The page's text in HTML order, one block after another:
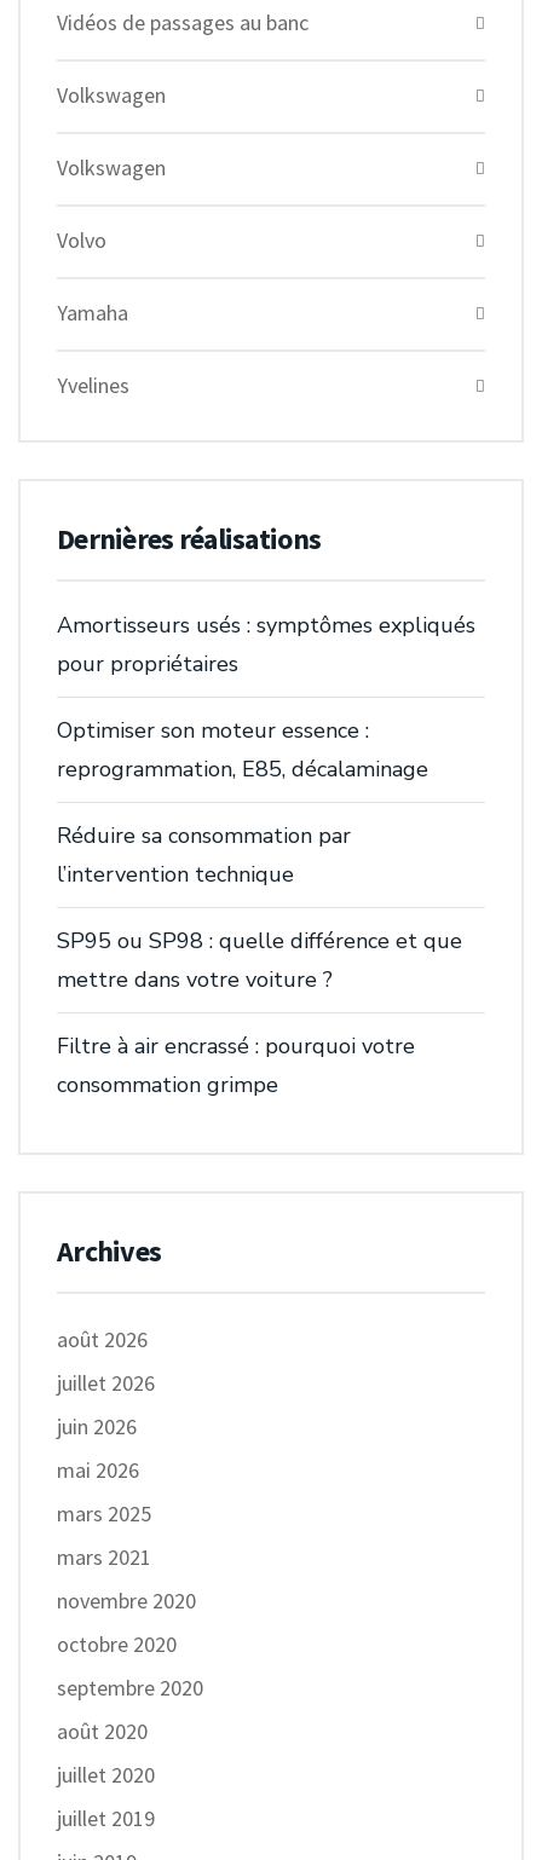
Vidéos de passages au banc
Volkswagen
Volkswagen
Volvo
Yamaha
Yvelines
Dernières réalisations
Amortisseurs usés : symptômes expliqués
pour propriétaires
Optimiser son moteur essence :
reprogrammation, E85, décalaminage
Réduire sa consommation par
l’intervention technique
SP95 ou SP98 : quelle différence et que
mettre dans votre voiture ?
Filtre à air encrassé : pourquoi votre
consommation grimpe
Archives
août 2026
juillet 2026
juin 2026
mai 2026
mars 2025
mars 2021
novembre 2020
octobre 2020
septembre 2020
août 2020
juillet 2020
juillet 2019